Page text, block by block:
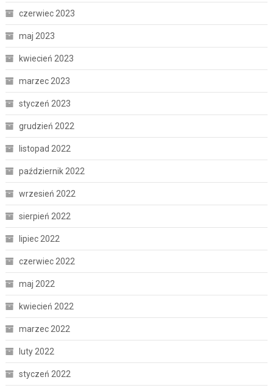
czerwiec 2023
maj 2023
kwiecień 2023
marzec 2023
styczeń 2023
grudzień 2022
listopad 2022
październik 2022
wrzesień 2022
sierpień 2022
lipiec 2022
czerwiec 2022
maj 2022
kwiecień 2022
marzec 2022
luty 2022
styczeń 2022